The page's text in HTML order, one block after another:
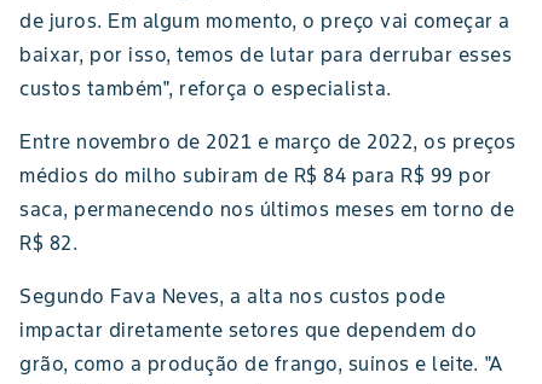
de juros. Em algum momento, o preço vai começar a
baixar, por isso, temos de lutar para derrubar esses
custos também", reforça o especialista.
Entre novembro de 2021 e março de 2022, os preços
médios do milho subiram de R$ 84 para R$ 99 por
saca, permanecendo nos últimos meses em torno de
R$ 82.
Segundo Fava Neves, a alta nos custos pode
impactar diretamente setores que dependem do
grão, como a produção de frango, suínos e leite. "A